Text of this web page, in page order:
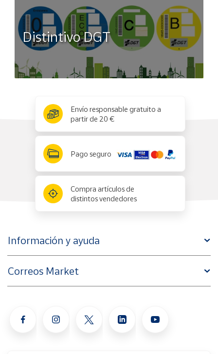
Distintivo DGT
Envío responsable gratuito a
partir de 20 €
Pago seguro
Compra artículos de
distintos vendedores
Información y ayuda
Correos Market